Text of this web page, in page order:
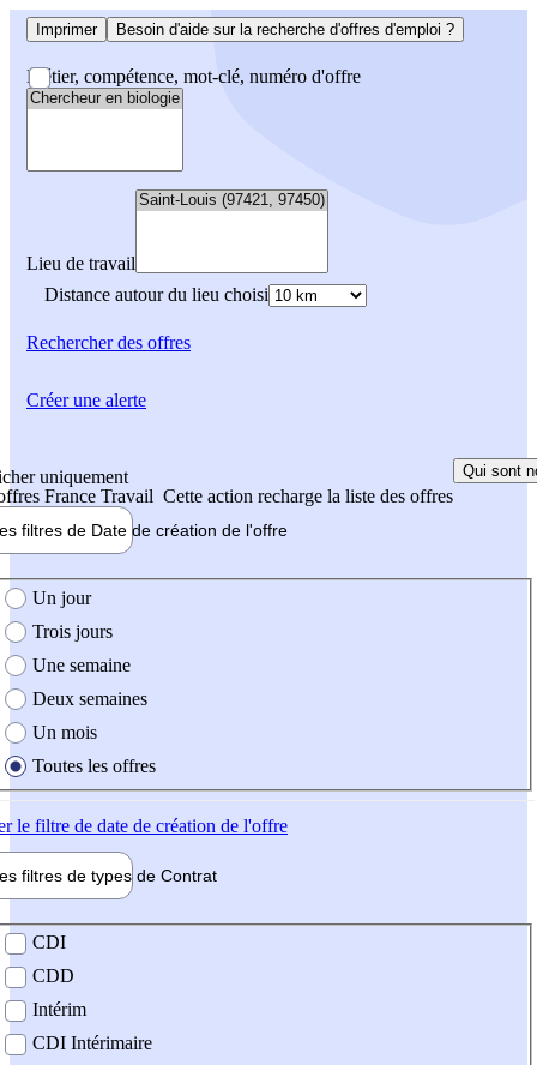
Imprimer Besoin d'aide sur la recherche d'offres d'emploi ?
Métier, compétence, mot-clé, numéro d'offre
Lieu de travail
Distance autour du lieu choisi
Rechercherdes offres
uniquement
France Travail Cette action recharge la liste des offres
Qui sont
filtres de Date de création de l'offre
création de l'offre
Un jour
Trois jours
Une semaine
Deux semaines
Un mois
Toutes les offres
le filtre de date de création de l'offre
filtres de types de Contrat
contrat
CDI
CDD
Intérim
CDI Intérimaire
Créer une alerte